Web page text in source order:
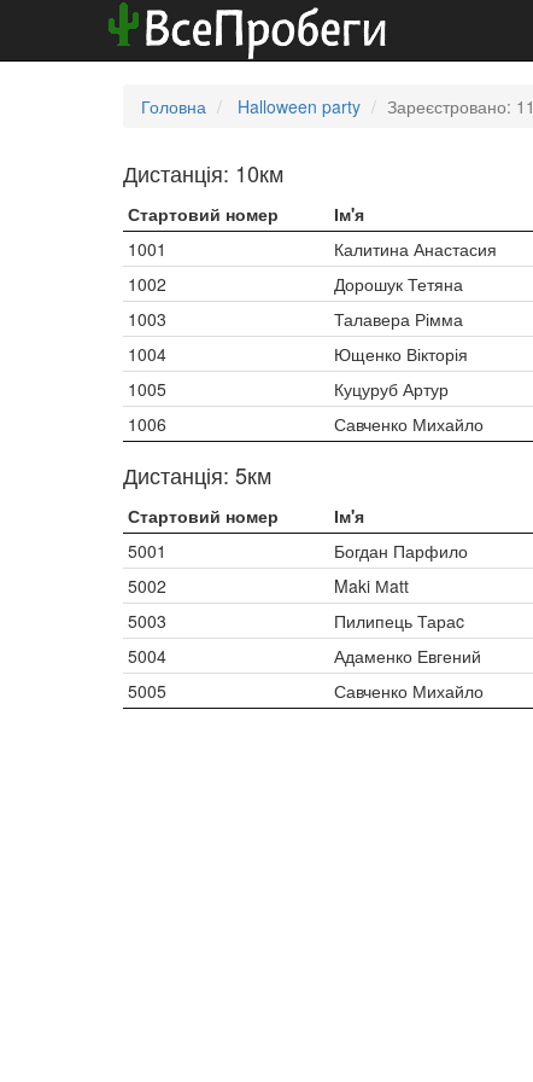
Головна Halloween party Зареєстровано: 11
Дистанція: 10км
Стартовий номер Ім'я
1001
Калитина Анастасия
1002
Дорошук Тетяна
1003
Талавера Рімма
1004
Ющенко Вікторія
1005
Куцуруб Артур
1006
Савченко Михайло
Дистанція: 5км
Стартовий номер Ім'я
5001
Богдан Парфило
5002
Maki Мatt
5003
Пилипець Тараc
5004
Адаменко Евгений
5005
Савченко Михайло